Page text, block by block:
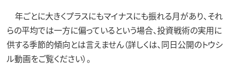
年ごとに大きくプラスにもマイナスにも振れる月があり、それ
らの平均では一方に偏っているという場合、投資戦術の実用に
供する季節的傾向とは言えません（詳しくは、同日公開のトウシ
ル動画をご覧ください）。